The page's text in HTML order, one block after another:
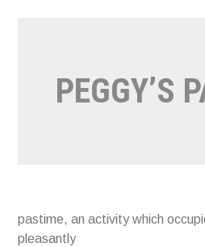
springenPEGGY’S
pastime, an activity which
pleasantly